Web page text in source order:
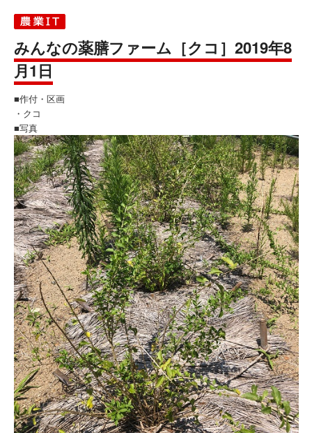
みんなの薬膳ファーム［クコ］2019年8
月1日
■作付・区画
・クコ
■写真